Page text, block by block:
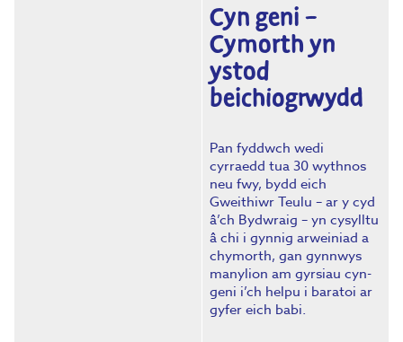
Cyn geni –
Cymorth yn
ystod
beichiogrwydd
Pan fyddwch wedi
cyrraedd tua 30 wythnos
neu fwy, bydd eich
Gweithiwr Teulu – ar y cyd
â’ch Bydwraig – yn cysylltu
â chi i gynnig arweiniad a
chymorth, gan gynnwys
manylion am gyrsiau cyn-
geni i’ch helpu i baratoi ar
gyfer eich babi.